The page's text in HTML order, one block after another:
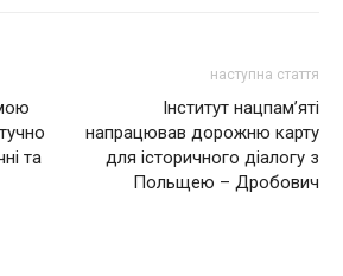
та
наступна стаття
Інститут нацпам’яті
напрацював дорожню карту
для історичного діалогу з
Польщею – Дробович